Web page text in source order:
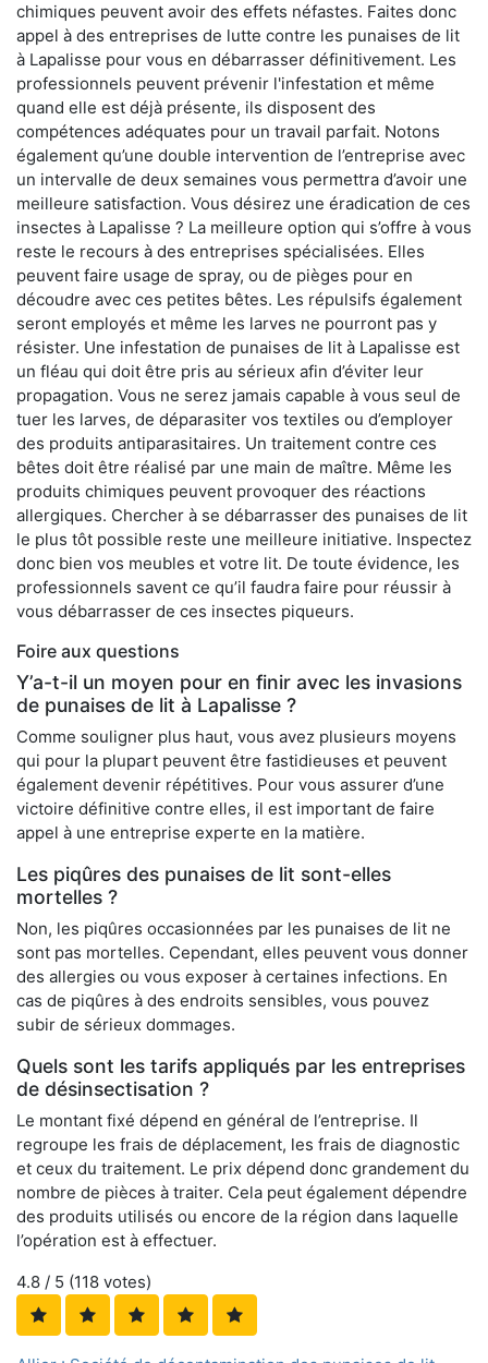
chimiques peuvent avoir des effets néfastes. Faites donc
appel à des entreprises de lutte contre les punaises de lit
à Lapalisse pour vous en débarrasser définitivement. Les
professionnels peuvent prévenir l'infestation et même
quand elle est déjà présente, ils disposent des
compétences adéquates pour un travail parfait. Notons
également qu’une double intervention de l’entreprise avec
un intervalle de deux semaines vous permettra d’avoir une
meilleure satisfaction. Vous désirez une éradication de ces
insectes à Lapalisse ? La meilleure option qui s’offre à vous
reste le recours à des entreprises spécialisées. Elles
peuvent faire usage de spray, ou de pièges pour en
découdre avec ces petites bêtes. Les répulsifs également
seront employés et même les larves ne pourront pas y
résister. Une infestation de punaises de lit à Lapalisse est
un fléau qui doit être pris au sérieux afin d’éviter leur
propagation. Vous ne serez jamais capable à vous seul de
tuer les larves, de déparasiter vos textiles ou d’employer
des produits antiparasitaires. Un traitement contre ces
bêtes doit être réalisé par une main de maître. Même les
produits chimiques peuvent provoquer des réactions
allergiques. Chercher à se débarrasser des punaises de lit
le plus tôt possible reste une meilleure initiative. Inspectez
donc bien vos meubles et votre lit. De toute évidence, les
professionnels savent ce qu’il faudra faire pour réussir à
vous débarrasser de ces insectes piqueurs.
Foire aux questions
Y’a-t-il un moyen pour en finir avec les invasions
de punaises de lit à Lapalisse ?
Comme souligner plus haut, vous avez plusieurs moyens
qui pour la plupart peuvent être fastidieuses et peuvent
également devenir répétitives. Pour vous assurer d’une
victoire définitive contre elles, il est important de faire
appel à une entreprise experte en la matière.
Les piqûres des punaises de lit sont-elles
mortelles ?
Non, les piqûres occasionnées par les punaises de lit ne
sont pas mortelles. Cependant, elles peuvent vous donner
des allergies ou vous exposer à certaines infections. En
cas de piqûres à des endroits sensibles, vous pouvez
subir de sérieux dommages.
Quels sont les tarifs appliqués par les entreprises
de désinsectisation ?
Le montant fixé dépend en général de l’entreprise. Il
regroupe les frais de déplacement, les frais de diagnostic
et ceux du traitement. Le prix dépend donc grandement du
nombre de pièces à traiter. Cela peut également dépendre
des produits utilisés ou encore de la région dans laquelle
l’opération est à effectuer.
4.8 / 5 (118 votes)